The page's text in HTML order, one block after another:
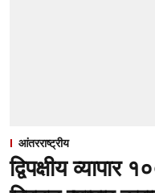
आंतरराष्ट्रीय
द्विपक्षीय